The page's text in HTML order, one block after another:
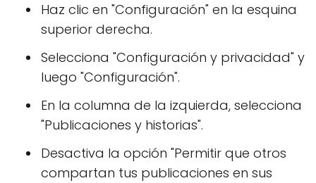
Haz clic en "Configuración" en la esquina
superior derecha.
Selecciona "Configuración y privacidad" y
luego "Configuración".
En la columna de la izquierda, selecciona
"Publicaciones y historias".
Desactiva la opción "Permitir que otros
compartan tus publicaciones en sus